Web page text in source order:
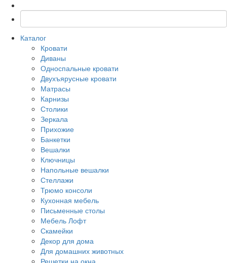
Каталог
Кровати
Диваны
Односпальные кровати
Двухъярусные кровати
Матрасы
Карнизы
Столики
Зеркала
Прихожие
Банкетки
Вешалки
Ключницы
Напольные вешалки
Стеллажи
Трюмо консоли
Кухонная мебель
Письменные столы
Мебель Лофт
Скамейки
Декор для дома
Для домашних животных
Решетки на окна